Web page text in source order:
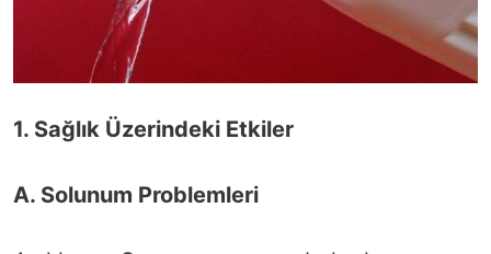
1. Sağlık Üzerindeki Etkiler
A. Solunum Problemleri